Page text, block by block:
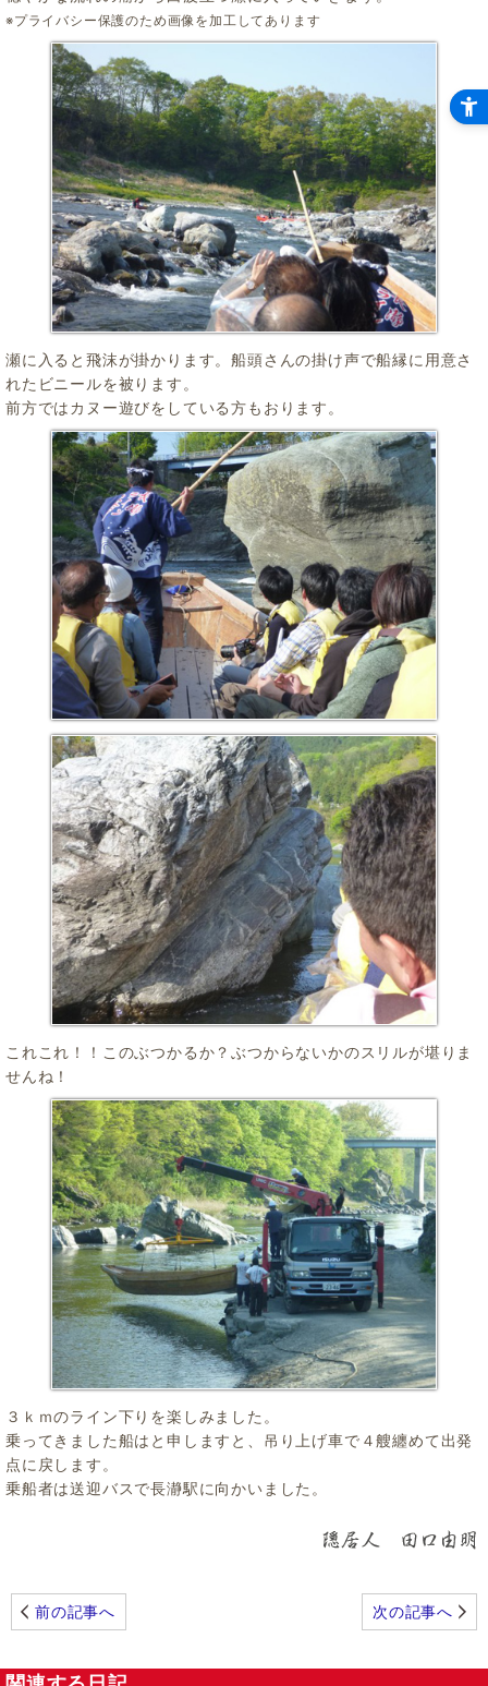
※プライバシー保護のため画像を加工してあります
瀬に入ると飛沫が掛かります。船頭さんの掛け声で船縁に用意さ
れたビニールを被ります。
前方ではカヌー遊びをしている方もおります。
これこれ！！このぶつかるか？ぶつからないかのスリルが堪りま
せんね！
３ｋｍのライン下りを楽しみました。
乗ってきました船はと申しますと、吊り上げ車で４艘纏めて出発
点に戻します。
乗船者は送迎バスで長瀞駅に向かいました。
前の記事へ 次の記事へ